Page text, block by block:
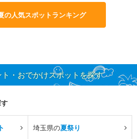
の人気スポットランキング
・おでかけスポットを探す
埼玉県の夏祭り